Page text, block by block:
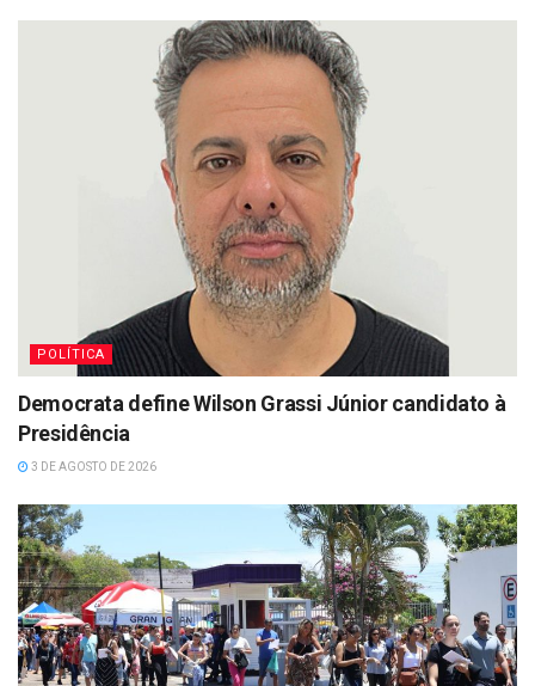
POLÍTICA
Democrata define Wilson Grassi Júnior candidato à
Presidência
3 DE AGOSTO DE 2026